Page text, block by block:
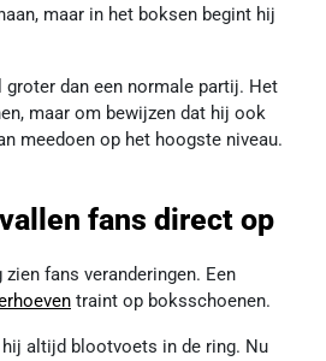
maar in het boksen begint hij
groter dan een normale partij. Het
maar om bewijzen dat hij ook
meedoen op het hoogste niveau.
fans direct op
fans veranderingen. Een
traint op boksschoenen.
altijd blootvoets in de ring. Nu